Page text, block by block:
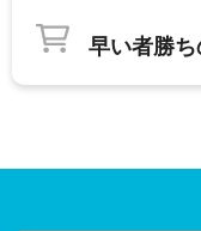
早い者勝